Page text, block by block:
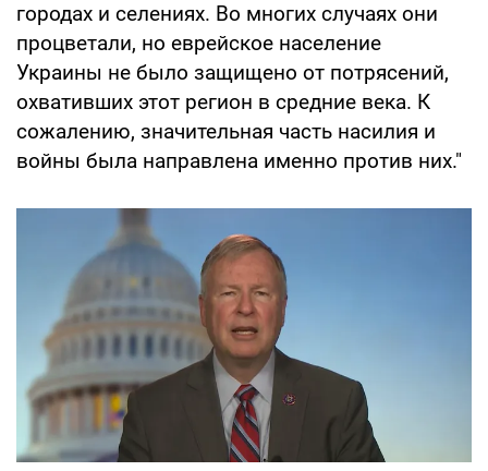
городах и селениях. Во многих случаях они
процветали, но еврейское население
Украины не было защищено от потрясений,
охвативших этот регион в средние века. К
сожалению, значительная часть насилия и
войны была направлена именно против них."